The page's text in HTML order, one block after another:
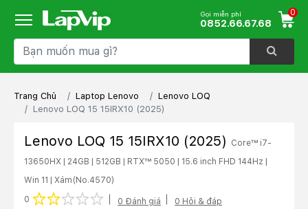
Gọi miễn phí
0852.66.67.68
0
Trang Chủ Laptop Lenovo
Lenovo LOQ
Lenovo LOQ 15 15IRX10 (2025)
Lenovo LOQ 15 15IRX10 (2025)
Core™ i7-
13650HX | 24GB | 512GB | RTX™ 5050 | 15.6 inch FHD 144Hz |
Win 11 | Xám (No.4570)
0
5 stars
4 stars
3 stars
2 stars
1 star 0 Đánh giá 0 Hỏi & đáp